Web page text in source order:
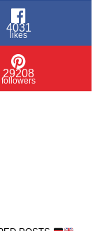
4031
likes
29208
followers